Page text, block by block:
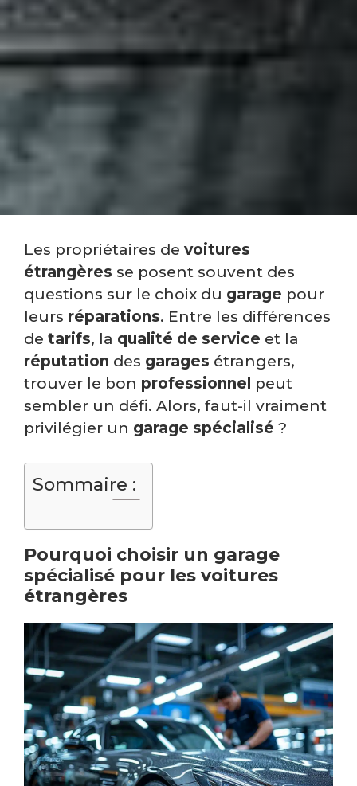
Les propriétaires de voitures
étrangères se posent souvent des
questions sur le choix du garage pour
leurs réparations. Entre les différences
de tarifs, la qualité de service et la
réputation des garages étrangers,
trouver le bon professionnel peut
sembler un défi. Alors, faut-il vraiment
privilégier un garage spécialisé ?
Sommaire :
Pourquoi choisir un garage
spécialisé pour les voitures
étrangères